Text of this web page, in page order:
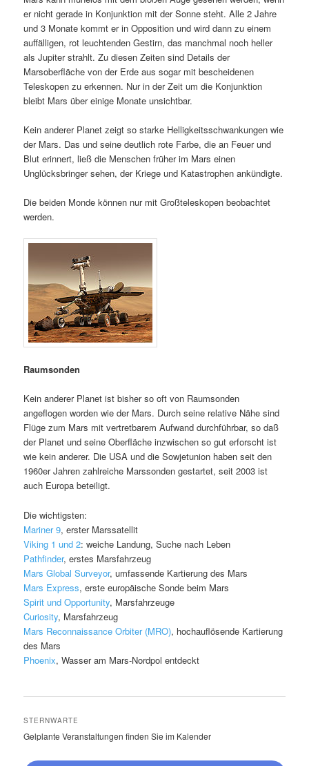
er nicht gerade in Konjunktion mit der Sonne steht. Alle 2 Jahre
und 3 Monate kommt er in Opposition und wird dann zu einem
auffälligen, rot leuchtenden Gestirn, das manchmal noch heller
als Jupiter strahlt. Zu diesen Zeiten sind Details der
Marsoberfläche von der Erde aus sogar mit bescheidenen
Teleskopen zu erkennen. Nur in der Zeit um die Konjunktion
bleibt Mars über einige Monate unsichtbar.
Kein anderer Planet zeigt so starke Helligkeitsschwankungen wie
der Mars. Das und seine deutlich rote Farbe, die an Feuer und
Blut erinnert, ließ die Menschen früher im Mars einen
Unglücksbringer sehen, der Kriege und Katastrophen ankündigte.
Die beiden Monde können nur mit Großteleskopen beobachtet
werden.
Raumsonden
Kein anderer Planet ist bisher so oft von Raumsonden
angeflogen worden wie der Mars. Durch seine relative Nähe sind
Flüge zum Mars mit vertretbarem Aufwand durchführbar, so daß
der Planet und seine Oberfläche inzwischen so gut erforscht ist
wie kein anderer. Die USA und die Sowjetunion haben seit den
1960er Jahren zahlreiche Marssonden gestartet, seit 2003 ist
auch Europa beteiligt.
Die wichtigsten:
Mariner 9, erster Marssatellit
Viking 1 und 2: weiche Landung, Suche nach Leben
Pathfinder, erstes Marsfahrzeug
Mars Global Surveyor, umfassende Kartierung des Mars
Mars Express, erste europäische Sonde beim Mars
Spirit und Opportunity, Marsfahrzeuge
Curiosity, Marsfahrzeug
Mars Reconnaissance Orbiter (MRO), hochauflösende Kartierung
des Mars
Phoenix, Wasser am Mars-Nordpol entdeckt
STERNWARTE
Gelplante Veranstaltungen finden Sie im Kalender